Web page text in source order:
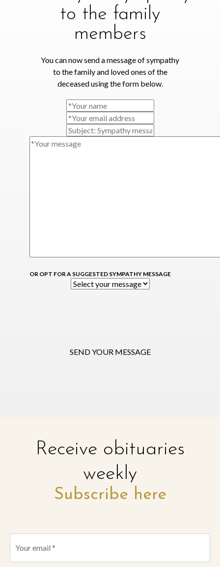
to the family
members
You can now send a message of sympathy
to the family and loved ones of the
deceased using the form below.
OR OPT FOR A SUGGESTED SYMPATHY MESSAGE
SEND YOUR MESSAGE
Receive obituaries
weekly
Subscribe here